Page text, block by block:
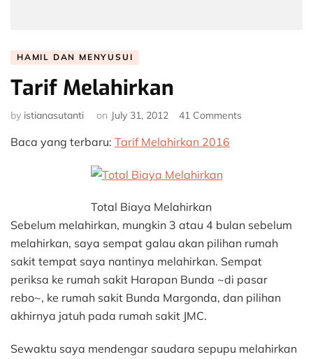
HAMIL DAN MENYUSUI
Tarif Melahirkan
by istianasutanti on July 31, 2012 41 Comments
Baca yang terbaru: Tarif Melahirkan 2016
Total Biaya Melahirkan
Sebelum melahirkan, mungkin 3 atau 4 bulan sebelum
melahirkan, saya sempat galau akan pilihan rumah
sakit tempat saya nantinya melahirkan. Sempat
periksa ke rumah sakit Harapan Bunda ~di pasar
rebo~, ke rumah sakit Bunda Margonda, dan pilihan
akhirnya jatuh pada rumah sakit JMC.
Sewaktu saya mendengar saudara sepupu melahirkan